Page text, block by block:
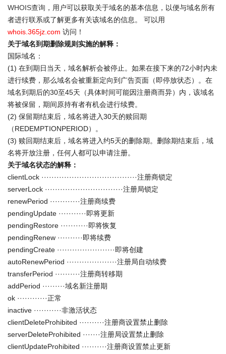
WHOIS查询 ，用户可以获取关于域名的基本信息，以便与域名所有
者进行联系或了解更多有关该域名的信息。 可以用
whois.365jz.com 访问！
关于域名到期删除规则实施的解释：
国际域名：
(1) 在到期日当天，域名解析会被停止。如果在接下来的72小时内未
进行续费，那么域名会被重新定向到广告页面（即停放状态）。在
域名到期后的30至45天（具体时间可能因注册商而异）内，该域名
将被保留，期间原持有者有机会进行续费。
(2) 保留期结束后，域名将进入30天的赎回期
（REDEMPTIONPERIOD）。
(3) 赎回期结束后，域名将进入约5天的删除期。删除期结束后，域
名将开放注册，任何人都可以申请注册。
关于域名状态的解释：
clientLock ······································注册商锁定
serverLock ·······························注册局锁定
renewPeriod ············注册商续费
pendingUpdate ···········即将更新
pendingRestore ···········即将恢复
pendingRenew ··········即将续费
pendingCreate ·······················即将创建
autoRenewPeriod ····················注册局自动续费
transferPeriod ··········注册商转移期
addPeriod ·········域名新注册期
ok ············正常
inactive ···········非激活状态
clientDeleteProhibited ··········注册商设置禁止删除
serverDeleteProhibited ·······注册局设置禁止删除
clientUpdateProhibited ··········注册商设置禁止更新